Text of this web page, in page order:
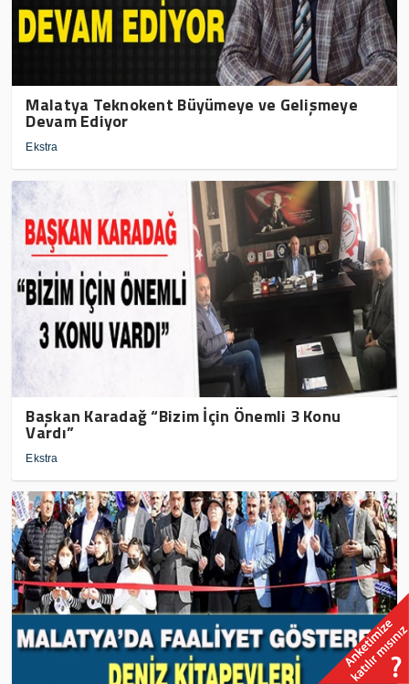
Malatya Teknokent Büyümeye ve Gelişmeye
Devam Ediyor
Ekstra
Başkan Karadağ “Bizim İçin Önemli 3 Konu
Vardı”
Ekstra